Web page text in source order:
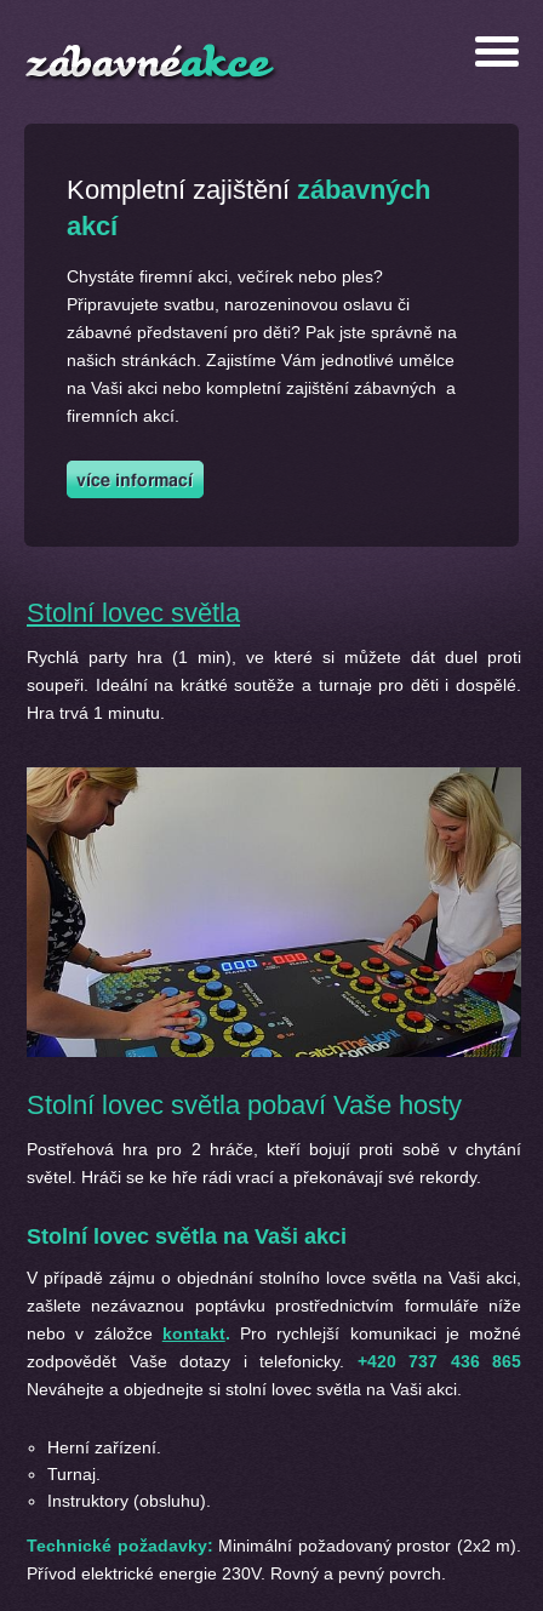
Kompletní zajištění zábavných
akcí
Chystáte firemní akci, večírek nebo ples?
Připravujete svatbu, narozeninovou oslavu či
zábavné představení pro děti? Pak jste správně na
našich stránkách. Zajistíme Vám jednotlivé umělce
na Vaši akci nebo kompletní zajištění zábavných a
firemních akcí.
Stolní lovec světla
Rychlá party hra (1 min), ve které si můžete dát duel proti
soupeři. Ideální na krátké soutěže a turnaje pro děti i dospělé.
Hra trvá 1 minutu.
Stolní lovec světla pobaví Vaše hosty
Postřehová hra pro 2 hráče, kteří bojují proti sobě v chytání
světel. Hráči se ke hře rádi vrací a překonávají své rekordy.
Stolní lovec světla na Vaši akci
V případě zájmu o objednání stolního lovce světla na Vaši akci,
zašlete nezávaznou poptávku prostřednictvím formuláře níže
nebo v záložce kontakt. Pro rychlejší komunikaci je možné
zodpovědět Vaše dotazy i telefonicky. +420 737 436 865
Neváhejte a objednejte si stolní lovec světla na Vaši akci.
Herní zařízení.
Turnaj.
Instruktory (obsluhu).
Technické požadavky: Minimální požadovaný prostor (2x2 m).
Přívod elektrické energie 230V. Rovný a pevný povrch.